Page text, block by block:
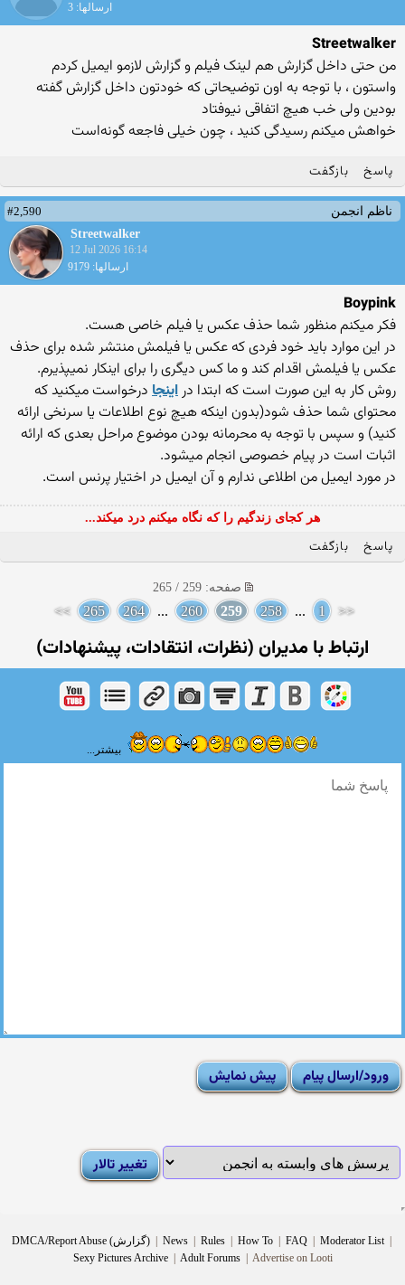
ارسالها: 3
Streetwalker
من حتی داخل گزارش هم لینک فیلم و گزارش لازمو ایمیل کردم
واستون ، با توجه به اون توضیحاتی که خودتون داخل گزارش گفته
بودین ولی خب هیچ اتفاقی نیوفتاد
خواهش میکنم رسیدگی کنید ، چون خیلی فاجعه گونه‌است
پاسخ بازگفت
ناظم انجمن
#2,590
Streetwalker
12 Jul 2026 16:14
ارسالها: 9179
Boypink
فکر میکنم منظور شما حذف عکس یا فیلم خاصی هست.
در این موارد باید خود فردی که عکس یا فیلمش منتشر شده برای حذف
عکس یا فیلمش اقدام کند و ما کس دیگری را برای اینکار نمیپذیرم.
روش کار به این صورت است که ابتدا دراینجا درخواست میکنید که
محتوای شما حذف شود(بدون اینکه هیچ نوع اطلاعات یا سرنخی ارائه
کنید) و سپس با توجه به محرمانه بودن موضوع مراحل بعدی که ارائه
اثبات است در پیام خصوصی انجام میشود.
در مورد ایمیل من اطلاعی ندارم و آن ایمیل در اختیار پرنس است.
هر کجای زندگیم را که نگاه میکنم درد میکند...
پاسخ بازگفت
صفحه: 259 / 265
<<
1
...
258
259
260
...
264
265
>>
ارتباط با مدیران (نظرات، انتقادات، پیشنهادات)
بیشتر...
DMCA/Report Abuse (گزارش) | News | Rules | How To | FAQ | Moderator List |
Sexy Pictures Archive | Adult Forums |Advertise on Looti